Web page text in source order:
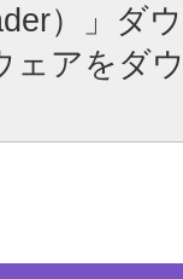
）」ダ
ェアをダ